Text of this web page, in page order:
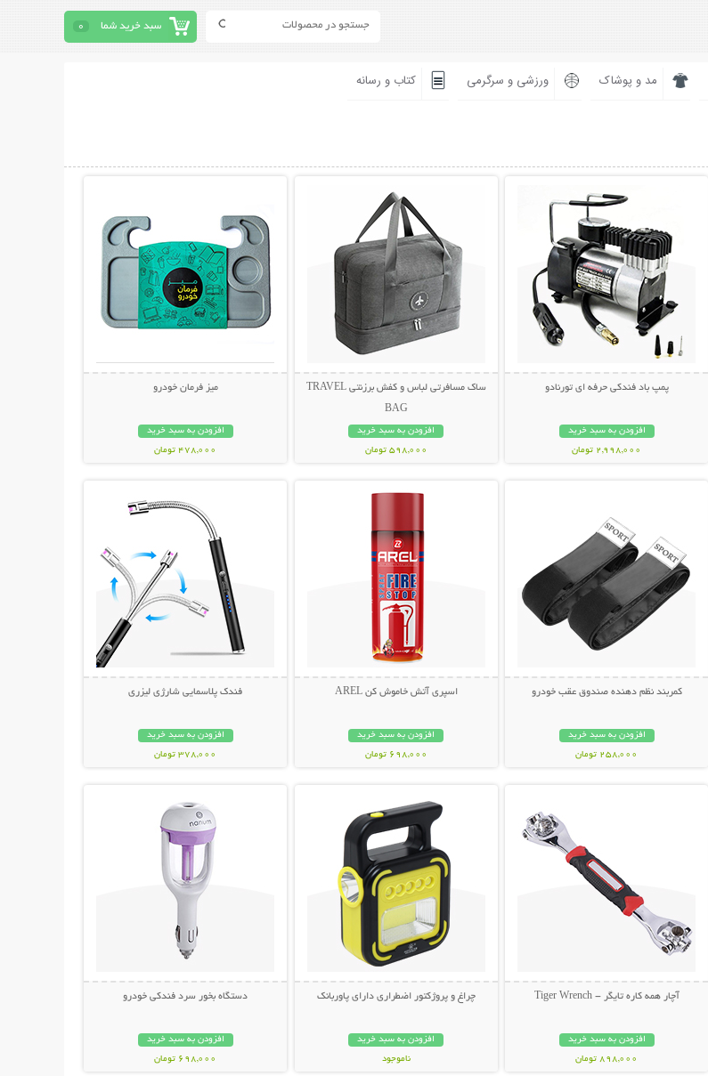
سبد خرید شما 0
مد و پوشاک ورزشی و سرگرمی کتاب و رسانه
پمپ باد فندکی حرفه ای تورنادو
افزودن به سبد خرید
2,998,000 تومان
ساک مسافرتی لباس و کفش برزنتی TRAVEL
BAG
افزودن به سبد خرید
598,000 تومان
میز فرمان خودرو
افزودن به سبد خرید
478,000 تومان
کمربند نظم دهنده صندوق عقب خودرو
افزودن به سبد خرید
258,000 تومان
اسپری آتش خاموش کن AREL
افزودن به سبد خرید
698,000 تومان
فندک پلاسمایی شارژی لیزری
افزودن به سبد خرید
378,000 تومان
آچار همه کاره تایگر - Tiger Wrench
افزودن به سبد خرید
898,000 تومان
چراغ و پروژکتور اضطراری دارای پاوربانک
افزودن به سبد خرید
ناموجود
دستگاه بخور سرد فندکی خودرو
افزودن به سبد خرید
698,000 تومان